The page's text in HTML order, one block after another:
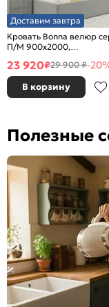
Доставим завтра
Кровать Bonna велюр
П/М 900x2000,
изголовье мягкое
23 920₽29 900 ₽-
В корзину
Полезные